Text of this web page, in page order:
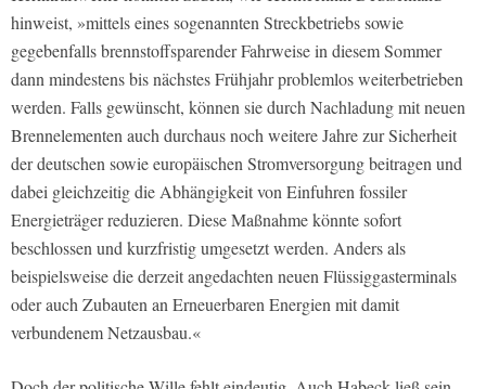
hinweist, »mittels eines sogenannten Streckbetriebs sowie
gegebenfalls brennstoffsparender Fahrweise in diesem Sommer
dann mindestens bis nächstes Frühjahr problemlos weiterbetrieben
werden. Falls gewünscht, können sie durch Nachladung mit neuen
Brennelementen auch durchaus noch weitere Jahre zur Sicherheit
der deutschen sowie europäischen Stromversorgung beitragen und
dabei gleichzeitig die Abhängigkeit von Einfuhren fossiler
Energieträger reduzieren. Diese Maßnahme könnte sofort
beschlossen und kurzfristig umgesetzt werden. Anders als
beispielsweise die derzeit angedachten neuen Flüssiggasterminals
oder auch Zubauten an Erneuerbaren Energien mit damit
verbundenem Netzausbau.«